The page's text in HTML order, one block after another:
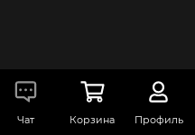
Чат Корзина Профиль